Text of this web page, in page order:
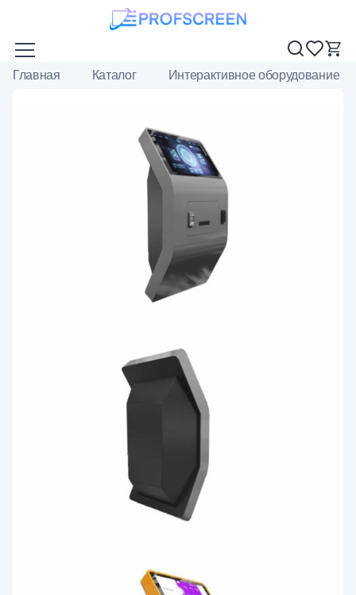
Главная Каталог Интерактивное оборудование